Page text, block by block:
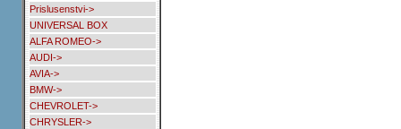
Prislusenstvi->
UNIVERSAL BOX
ALFA ROMEO->
AUDI->
AVIA->
BMW->
CHEVROLET->
CHRYSLER->